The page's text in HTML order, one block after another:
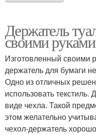
Держатель
своими
Изготовленный своими
держатель для бумаги
Одно из отличных
использовать
виде чехла. Такой
этом желательно
чехол-держатель